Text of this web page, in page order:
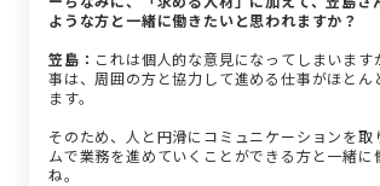
ような方と一緒に働きたいと思われますか？
笠島： これは個人的な意見になってしまいます
事は、周囲の方と協力して進める仕事がほとん
ます。
そのため、人と円滑にコミュニケーションを取
ムで業務を進めていくことができる方と一緒に
ね。